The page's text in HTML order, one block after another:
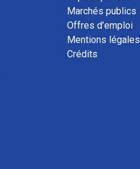
Marchés publics
Offres d’emploi
Mentions légales
Crédits